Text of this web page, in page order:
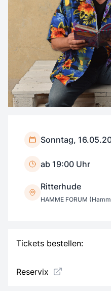
Sonntag,
ab 19:00 Uhr
Ritterhude
HAMME FORUM
Tickets bestellen:
Reservix